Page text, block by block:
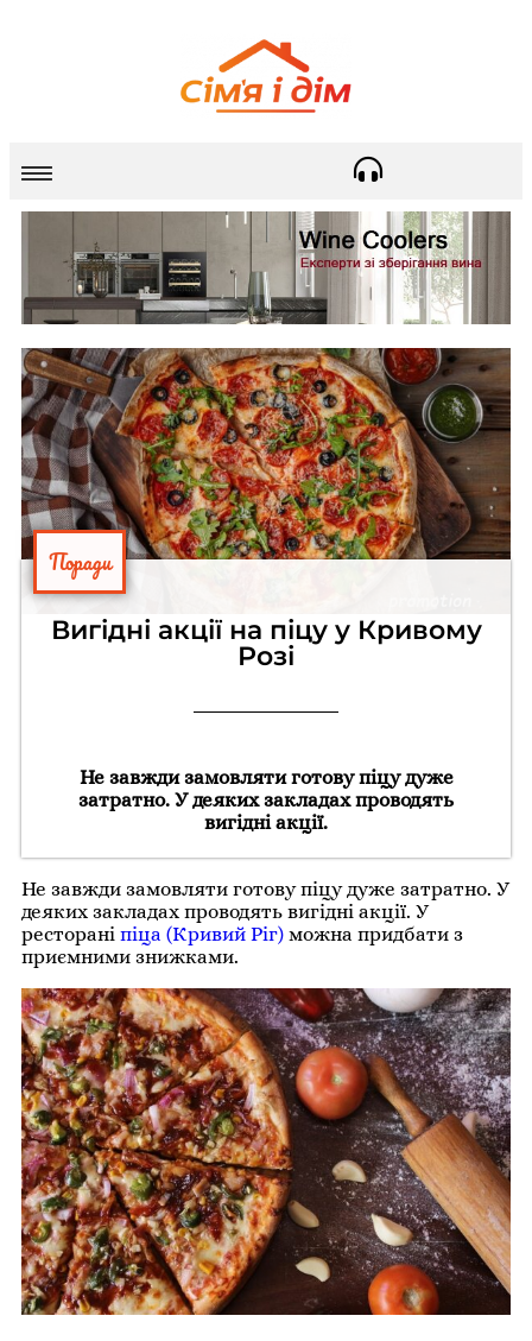
Поради
Вигідні акції на піцу у Кривому
Розі
Не завжди замовляти готову піцу дуже
затратно. У деяких закладах проводять
вигідні акції.
Не завжди замовляти готову піцу дуже затратно. У
деяких закладах проводять вигідні акції. У
ресторані піца (Кривий Ріг) можна придбати з
приємними знижками.